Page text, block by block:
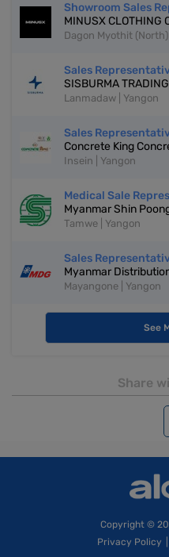
Showroom Sales
MINUSX CLOTHING
Dagon Myothit (North)
Sales
SISBURMA
Lanmadaw | Yangon
Sales
Concrete King
Insein | Yangon
Medical Sale
Myanmar Shin
Tamwe | Yangon
Sales
Myanmar
Mayangone | Yangon
See
Share
Copyright ©
Privacy Policy